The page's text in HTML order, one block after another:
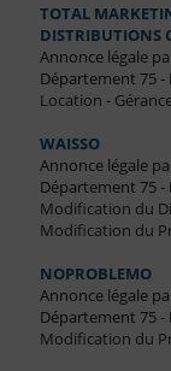
TOTAL
DISTRIBUTIONS
Annonce légale
Département 75 -
Location -
WAISSO
Annonce légale
Département 75 -
Modification du
Modification du
NOPROBLEMO
Annonce légale
Département 75 -
Modification du